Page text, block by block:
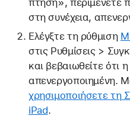
στη συνέχεια,
Ελέγξτε τη ρύθμιση
στις Ρυθμίσεις >
και βεβαιωθείτε ότι η
απενεργοποιημένη.
χρησιμοποιήσετε τη
iPad.